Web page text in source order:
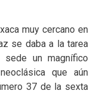
muy cercano en
se daba a la tarea
un magnífico
que aún
37 de la sexta